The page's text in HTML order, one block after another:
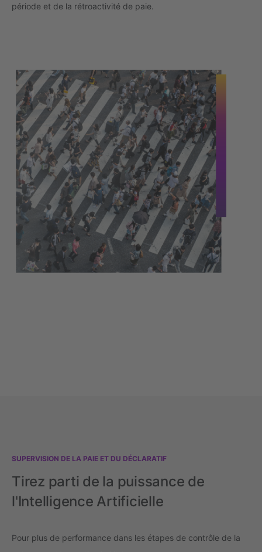
période et de la rétroactivité de paie.
SUPERVISION DE LA PAIE ET DU DÉCLARATIF
Tirez parti de la puissance de
l'Intelligence Artificielle
Pour plus de performance dans les étapes de contrôle de la